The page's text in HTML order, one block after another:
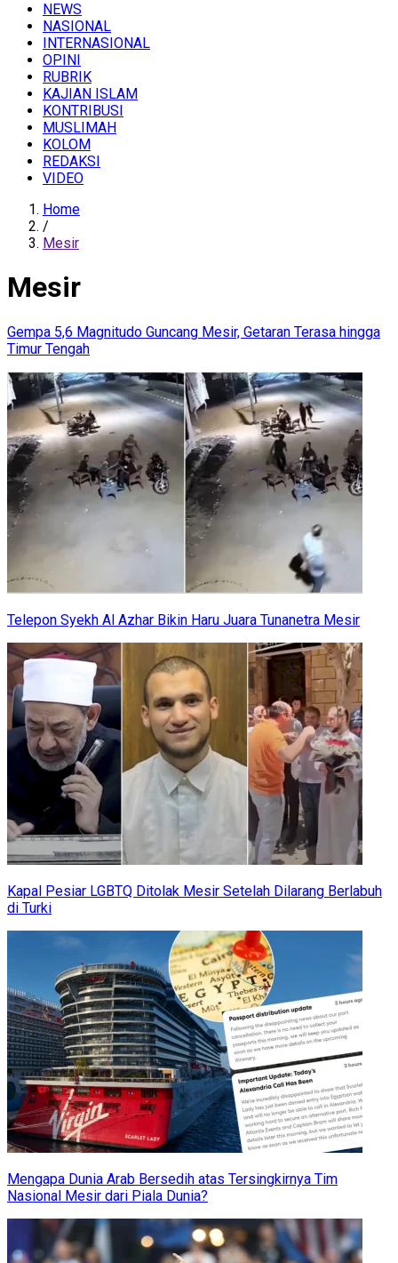
NEWS
NASIONAL
INTERNASIONAL
OPINI
RUBRIK
KAJIAN ISLAM
KONTRIBUSI
MUSLIMAH
KOLOM
REDAKSI
VIDEO
Home
/
Mesir
Mesir
Gempa 5,6 Magnitudo Guncang Mesir, Getaran Terasa hingga
Timur Tengah
Telepon Syekh Al Azhar Bikin Haru Juara Tunanetra Mesir
Kapal Pesiar LGBTQ Ditolak Mesir Setelah Dilarang Berlabuh
di Turki
Mengapa Dunia Arab Bersedih atas Tersingkirnya Tim
Nasional Mesir dari Piala Dunia?